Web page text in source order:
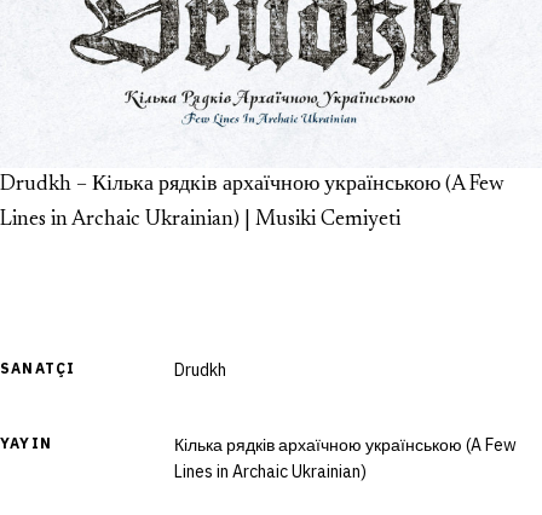
SANATÇI Drudkh
YAYIN
Кілька рядків архаїчною українською (A Few
Lines in Archaic Ukrainian)
Drudkh – Кілька рядків архаїчною українською (A Few
Lines in Archaic Ukrainian) | Musiki Cemiyeti